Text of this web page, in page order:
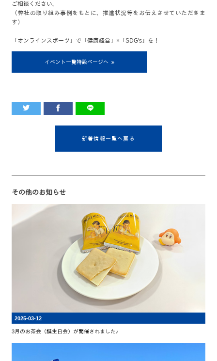
ご相談ください。
（弊社の取り組み事例をもとに、推進状況等をお伝えさせていただきま
す）
「オンラインスポーツ」で「健康経営」×「SDG's」を！
イベント一覧特設ページへ
新着情報一覧へ戻る
その他のお知らせ
2025-03-12
3月のお茶会（誕生日会）が開催されました♪